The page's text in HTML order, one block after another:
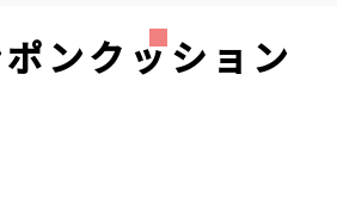
ンクッション